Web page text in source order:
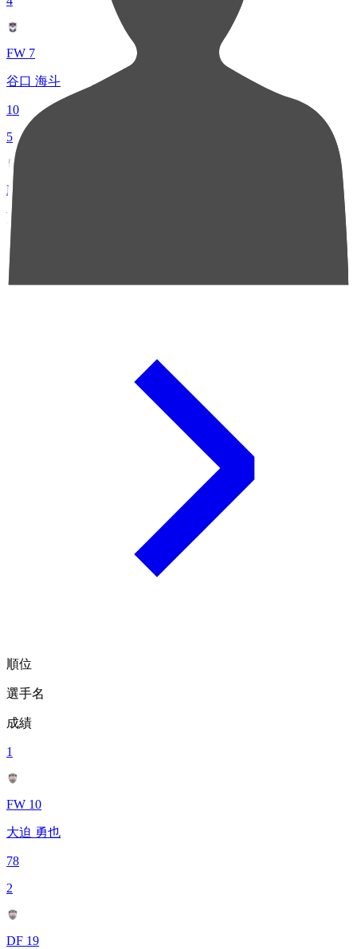
FW 7
谷口 海斗
10
5
MF 25
藤原 奏哉
5
チャンスクリエイト総数
順位
選手名
成績
1
FW 10
大迫 勇也
78
2
DF 19